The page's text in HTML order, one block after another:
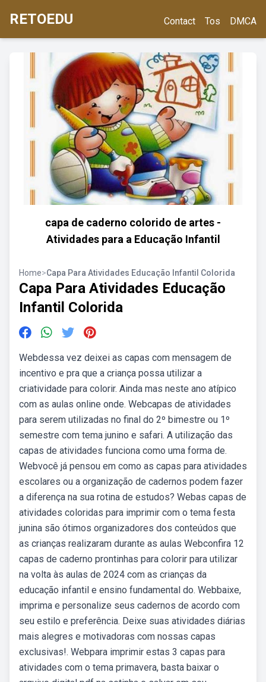
RETOEDU Contact Tos DMCA
capa de caderno colorido de artes -
Atividades para a Educação Infantil
Home>Capa Para Atividades Educação Infantil Colorida
Capa Para Atividades Educação
Infantil Colorida
Webdessa vez deixei as capas com mensagem de
incentivo e pra que a criança possa utilizar a
criatividade para colorir. Ainda mas neste ano atípico
com as aulas online onde. Webcapas de atividades
para serem utilizadas no final do 2º bimestre ou 1º
semestre com tema junino e safari. A utilização das
capas de atividades funciona como uma forma de.
Webvocê já pensou em como as capas para atividades
escolares ou a organização de cadernos podem fazer
a diferença na sua rotina de estudos? Webas capas de
atividades coloridas para imprimir com o tema festa
junina são ótimos organizadores dos conteúdos que
as crianças realizaram durante as aulas Webconfira 12
capas de caderno prontinhas para colorir para utilizar
na volta às aulas de 2024 com as crianças da
educação infantil e ensino fundamental do. Webbaixe,
imprima e personalize seus cadernos de acordo com
seu estilo e preferência. Deixe suas atividades diárias
mais alegres e motivadoras com nossas capas
exclusivas!. Webpara imprimir estas 3 capas para
atividades com o tema primavera, basta baixar o